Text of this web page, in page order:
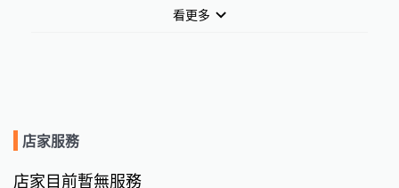
看更多
店家服務
店家目前暫無服務